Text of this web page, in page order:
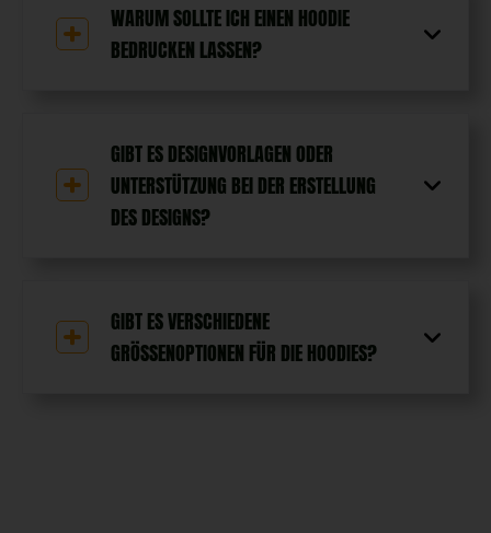
WARUM SOLLTE ICH EINEN HOODIE
BEDRUCKEN LASSEN?
GIBT ES DESIGNVORLAGEN ODER
UNTERSTÜTZUNG BEI DER ERSTELLUNG
DES DESIGNS?
GIBT ES VERSCHIEDENE
GRÖSSENOPTIONEN FÜR DIE HOODIES?